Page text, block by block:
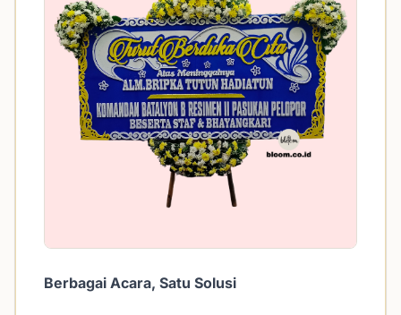
Berbagai Acara, Satu Solusi